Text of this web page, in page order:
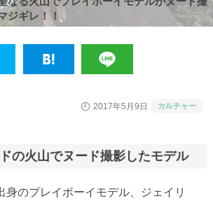
ジギレ！！
2017年5月9日 カルチャー
の火山でヌード撮影したモデル
身のプレイボーイモデル、ジェイリ